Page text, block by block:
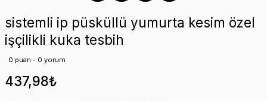
sistemli ip püsküllü yumurta kesim özel
işçilikli kuka tesbih
0 puan - 0 yorum
437,98₺